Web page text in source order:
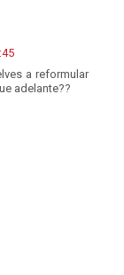
a reformular
adelante??